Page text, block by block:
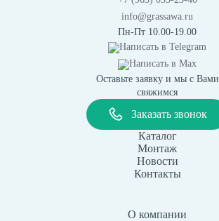
info@grassawa.ru
Пн-Пт 10.00-19.00
Написать в Telegram
Написать в Max
Оставьте заявку и мы с Вами
свяжимся
Заказать звонок
Каталог
Монтаж
Новости
Контакты
О компании